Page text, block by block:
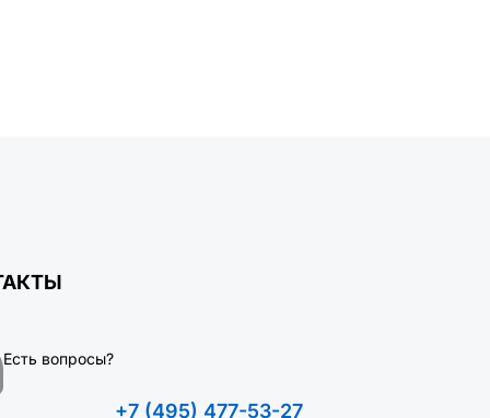
Есть вопросы?
+7 (495) 477-53-27